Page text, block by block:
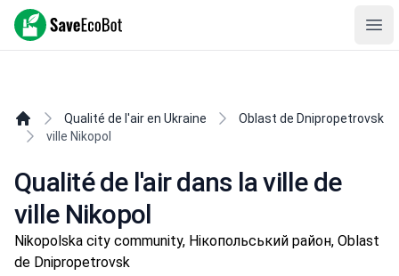
SaveEcoBot
Qualité de l'air en Ukraine
Oblast de Dnipropetrovsk
ville Nikopol
Qualité de l'air dans la ville de
ville Nikopol
Nikopolska city community, Нікопольський район, Oblast
de Dnipropetrovsk